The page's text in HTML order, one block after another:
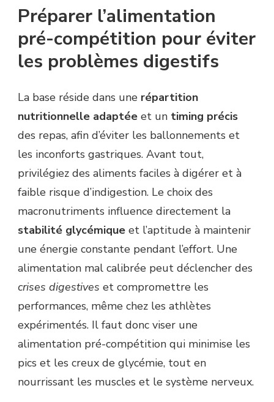
Préparer l’alimentation
pré-compétition pour éviter
les problèmes digestifs
La base réside dans une répartition
nutritionnelle adaptée et un timing précis
des repas, afin d’éviter les ballonnements et
les inconforts gastriques. Avant tout,
privilégiez des aliments faciles à digérer et à
faible risque d’indigestion. Le choix des
macronutriments influence directement la
stabilité glycémique et l’aptitude à maintenir
une énergie constante pendant l’effort. Une
alimentation mal calibrée peut déclencher des
crises digestives et compromettre les
performances, même chez les athlètes
expérimentés. Il faut donc viser une
alimentation pré-compétition qui minimise les
pics et les creux de glycémie, tout en
nourrissant les muscles et le système nerveux.